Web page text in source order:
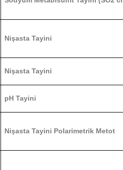
Nişasta Tayini
Nişasta Tayini
pH Tayini
Nişasta Tayini Polarimetrik Metot